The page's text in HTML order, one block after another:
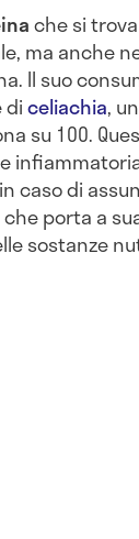
che si
ma anche
Il suo
diceliachia,
su 100.
caso di
porta a
sostanze